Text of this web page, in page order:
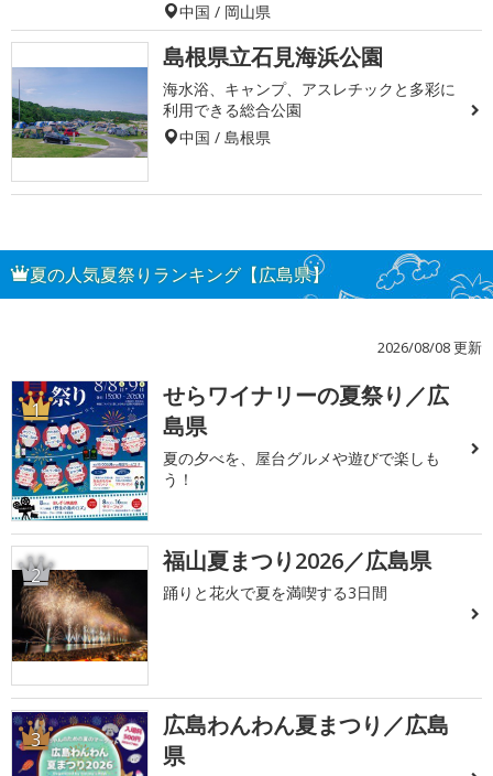
中国 / 岡山県
島根県立石見海浜公園
海水浴、キャンプ、アスレチックと多彩に
利用できる総合公園
中国 / 島根県
夏の人気夏祭りランキング【広島県】
2026/08/08 更新
1
せらワイナリーの夏祭り／広
島県
夏の夕べを、屋台グルメや遊びで楽しも
う！
2 福山夏まつり2026／広島県
踊りと花火で夏を満喫する3日間
3
広島わんわん夏まつり／広島
県